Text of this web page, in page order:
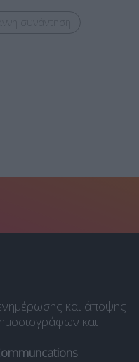
και άποψης
και
.